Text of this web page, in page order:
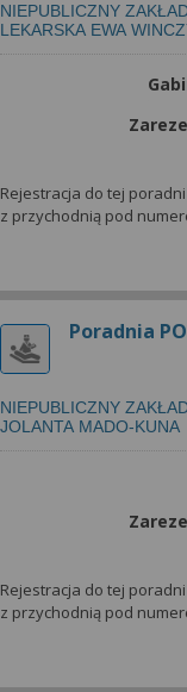
NIEPUBLICZNY
LEKARSKA EWA
Rejestracja do tej
z przychodnią pod
Poradnia
NIEPUBLICZNY
JOLANTA MADO-KUNA
Rejestracja do tej
z przychodnią pod